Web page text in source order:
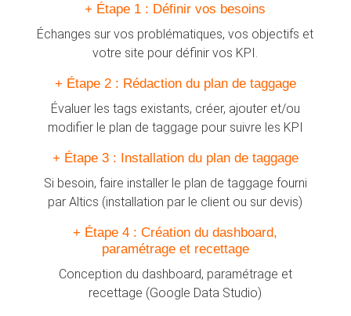
+ Étape 1 : Définir vos besoins
Échanges sur vos problématiques, vos objectifs et
votre site pour définir vos KPI.
+ Étape 2 : Rédaction du plan de taggage
Évaluer les tags existants, créer, ajouter et/ou
modifier le plan de taggage pour suivre les KPI
+ Étape 3 : Installation du plan de taggage
Si besoin, faire installer le plan de taggage fourni
par Altics (installation par le client ou sur devis)
+ Étape 4 : Création du dashboard,
paramétrage et recettage
Conception du dashboard, paramétrage et
recettage (Google Data Studio)